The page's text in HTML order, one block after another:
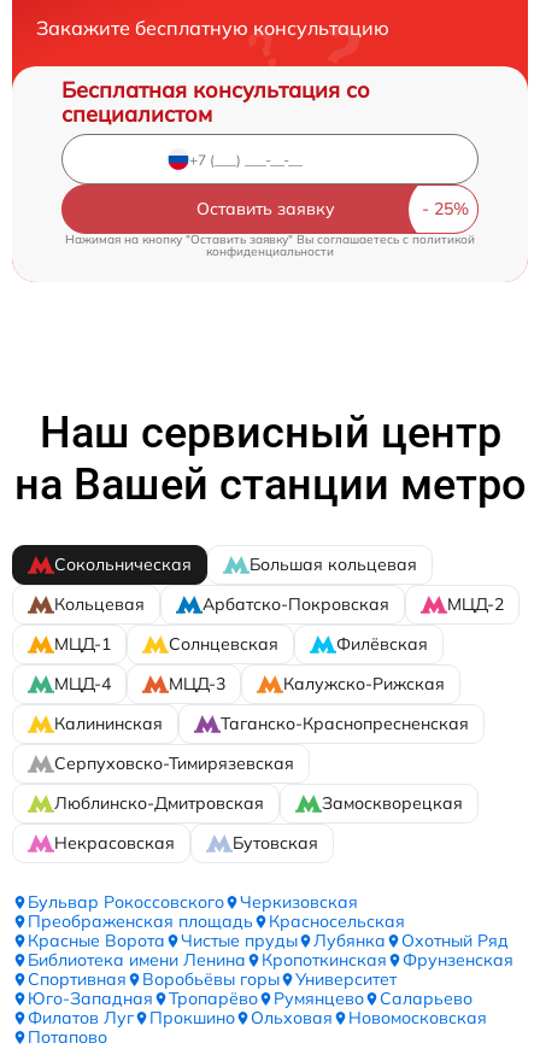
Закажите бесплатную консультацию
Бесплатная консультация со
специалистом
Оставить заявку
Нажимая на кнопку "Оставить заявку" Вы соглашаетесь cполитикой
конфиденциальности
Наш сервисный центр
на Вашей станции метро
Сокольническая
Большая кольцевая
Кольцевая
Арбатско-Покровская
МЦД-2
МЦД-1
Солнцевская
Филёвская
МЦД-4
МЦД-3
Калужско-Рижская
Калининская
Таганско-Краснопресненская
Серпуховско-Тимирязевская
Люблинско-Дмитровская
Замоскворецкая
Некрасовская
Бутовская
Бульвар Рокоссовского
Черкизовская
Преображенская площадь
Красносельская
Красные Ворота
Чистые пруды Лубянка
Охотный Ряд
Библиотека имени Ленина
Кропоткинская
Фрунзенская
Спортивная
Воробьёвы горы
Университет
Юго-Западная
Тропарёво Румянцево
Саларьево
Филатов Луг
Прокшино Ольховая
Новомосковская
Потапово